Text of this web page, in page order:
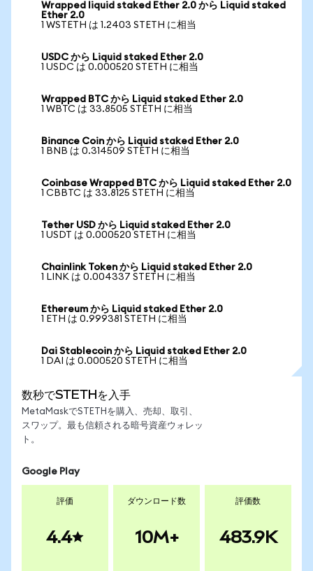
Wrapped liquid staked Ether 2.0 から Liquid staked
Ether 2.0
1 WSTETH は 1.2403 STETH に相当
USDC から Liquid staked Ether 2.0
1 USDC は 0.000520 STETH に相当
Wrapped BTC から Liquid staked Ether 2.0
1 WBTC は 33.8505 STETH に相当
Binance Coin から Liquid staked Ether 2.0
1 BNB は 0.314509 STETH に相当
Coinbase Wrapped BTC から Liquid staked Ether 2.0
1 CBBTC は 33.8125 STETH に相当
Tether USD から Liquid staked Ether 2.0
1 USDT は 0.000520 STETH に相当
Chainlink Token から Liquid staked Ether 2.0
1 LINK は 0.004337 STETH に相当
Ethereum から Liquid staked Ether 2.0
1 ETH は 0.999381 STETH に相当
Dai Stablecoin から Liquid staked Ether 2.0
1 DAI は 0.000520 STETH に相当
数秒でSTETHを入手
MetaMaskでSTETHを購入、売却、取引、
スワップ。最も信頼される暗号資産ウォレッ
ト。
Google Play
評価
4.4
ダウンロード数
10M+
評価数
483.9K